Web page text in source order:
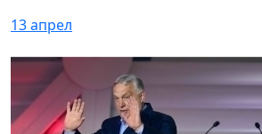
13 апрел